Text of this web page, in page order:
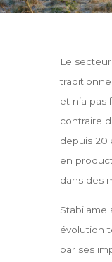
Le
et n’a
contraire
depuis 20
en
dans des
Stabilame
évolution
par ses